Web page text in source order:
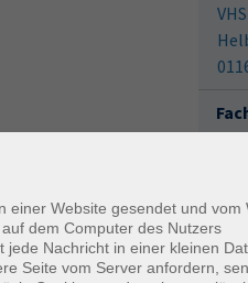
VHS
einer Website gesendet und vom
dem Computer des Nutzers
Nachricht in einer kleinen
Seite vom Server anfordern,